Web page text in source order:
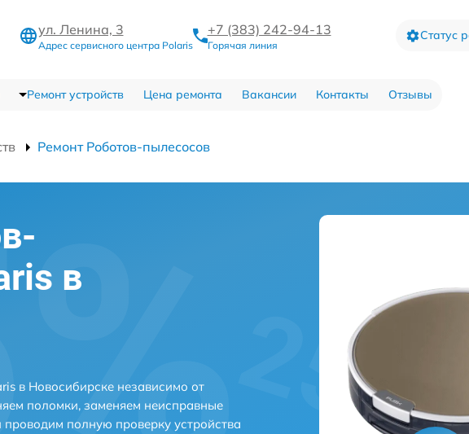
ул. Ленина, 3
Адрес сервисного центра Polaris
+7 (383) 242-94-13
Горячая линия
Статус
Ремонт устройств Цена ремонта Вакансии Контакты Отзывы
Ремонт Роботов-пылесосов
в
в Новосибирске независимо от
поломки, заменяем неисправные
полную проверку устройства